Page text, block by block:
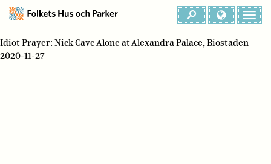
Idiot Prayer: Nick Cave Alone at Alexandra Palace, Biostaden
2020-11-27